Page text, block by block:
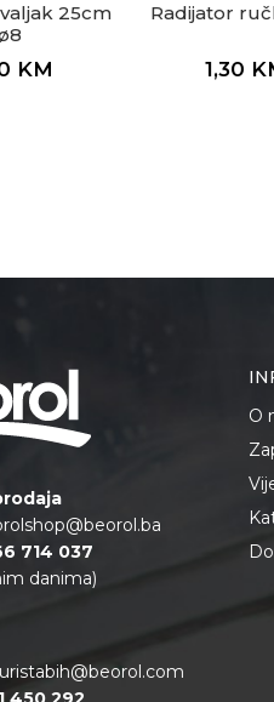
25cm
KM
Radijator
1,30
714 037
danima)
O